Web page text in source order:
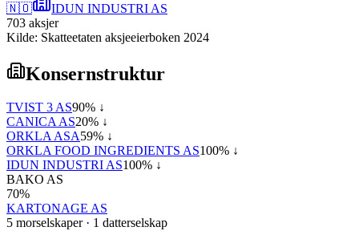
🇳🇴
IDUN INDUSTRI AS
703 aksjer
Kilde: Skatteetaten aksjeeierboken 2024
Konsernstruktur
TVIST 3 AS90% ↓
CANICA AS20% ↓
ORKLA ASA59% ↓
ORKLA FOOD INGREDIENTS AS100% ↓
IDUN INDUSTRI AS100% ↓
BAKO AS
70%
KARTONAGE AS
5 morselskaper· 1 datterselskap